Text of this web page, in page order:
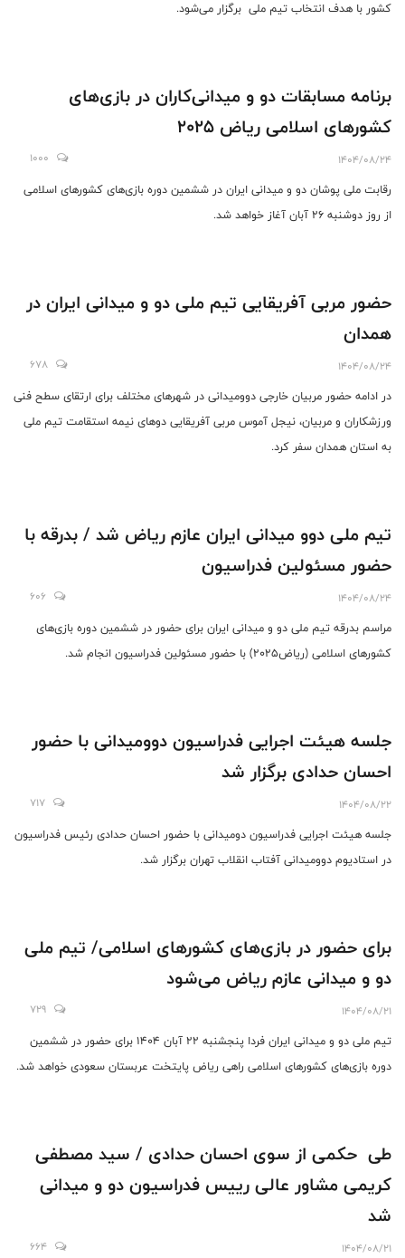
کشور با هدف انتخاب تیم ملی برگزار می‌شود.
برنامه مسابقات دو و میدانی‌کاران در بازی‌های
کشورهای اسلامی ریاض 2025
1404/08/24
1000
رقابت ملی پوشان دو و میدانی ایران در ششمین دوره بازی‌های کشورهای اسلامی
از روز دوشنبه 26 آبان آغاز خواهد شد.
حضور مربی آفریقایی تیم ملی دو و میدانی ایران در
همدان
1404/08/24
678
در ادامه حضور مربیان خارجی دوومیدانی در شهرهای مختلف برای ارتقای سطح فنی
ورزشکاران و مربیان، نیجل آموس مربی آفریقایی دوهای نیمه استقامت تیم ملی
به استان همدان سفر کرد.
تیم ملی دوو میدانی ایران عازم ریاض شد / بدرقه با
حضور مسئولین فدراسیون
1404/08/24
606
مراسم بدرقه تیم ملی دو و میدانی ایران برای حضور در ششمین دوره بازی‌های
کشورهای اسلامی (ریاض‌۲۰۲۵) با حضور مسئولین فدراسیون انجام شد.
جلسه هیئت اجرایی فدراسیون دوومیدانی با حضور
احسان حدادی برگزار شد
1404/08/22
717
جلسه هیئت اجرایی فدراسیون دومیدانی با حضور احسان حدادی رئیس فدراسیون
در استادیوم دوومیدانی آفتاب انقلاب تهران برگزار شد.
برای حضور در بازی‌های کشورهای اسلامی/ تیم ملی
دو و میدانی عازم ریاض می‌شود
1404/08/21
729
تیم ملی دو و میدانی ایران فردا پنجشنبه 22 آبان 1404 برای حضور در ششمین
دوره بازی‌های کشورهای اسلامی راهی ریاض پایتخت عربستان سعودی خواهد شد.
طی حکمی از سوی احسان حدادی / سید مصطفی
کریمی مشاور عالی رییس فدراسیون دو و میدانی
شد
1404/08/21
664